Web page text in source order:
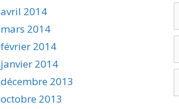
avril 2014
mars 2014
février 2014
janvier 2014
décembre 2013
octobre 2013